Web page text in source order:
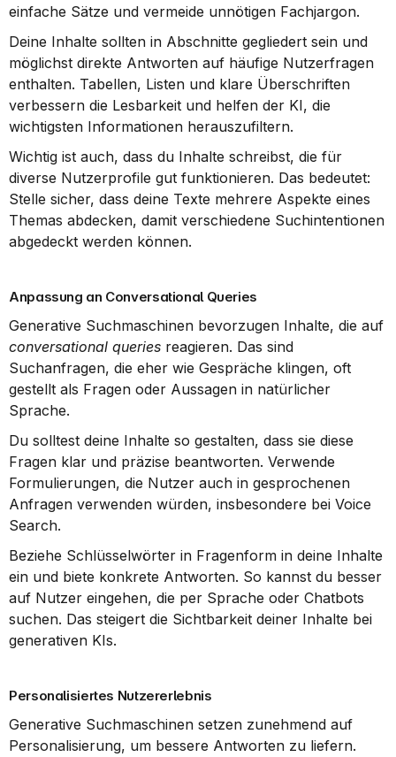
einfache Sätze und vermeide unnötigen Fachjargon.
Deine Inhalte sollten in Abschnitte gegliedert sein und
möglichst direkte Antworten auf häufige Nutzerfragen
enthalten. Tabellen, Listen und klare Überschriften
verbessern die Lesbarkeit und helfen der KI, die
wichtigsten Informationen herauszufiltern.
Wichtig ist auch, dass du Inhalte schreibst, die für
diverse Nutzerprofile gut funktionieren. Das bedeutet:
Stelle sicher, dass deine Texte mehrere Aspekte eines
Themas abdecken, damit verschiedene Suchintentionen
abgedeckt werden können.
Anpassung an Conversational Queries
conversational queries reagieren. Das sind
Suchanfragen, die eher wie Gespräche klingen, oft
gestellt als Fragen oder Aussagen in natürlicher
Sprache.
Du solltest deine Inhalte so gestalten, dass sie diese
Fragen klar und präzise beantworten. Verwende
Formulierungen, die Nutzer auch in gesprochenen
Anfragen verwenden würden, insbesondere bei Voice
Search.
Beziehe Schlüsselwörter in Fragenform in deine Inhalte
ein und biete konkrete Antworten. So kannst du besser
auf Nutzer eingehen, die per Sprache oder Chatbots
suchen. Das steigert die Sichtbarkeit deiner Inhalte bei
generativen KIs.
Personalisiertes Nutzererlebnis
Generative Suchmaschinen setzen zunehmend auf
Personalisierung, um bessere Antworten zu liefern.